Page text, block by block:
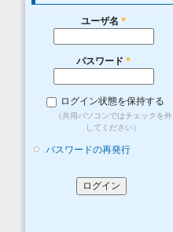
ユーザ名*
パスワード*
ログイン状態を保持する
（共用パソコンではチェックを外
してください）
パスワードの再発行